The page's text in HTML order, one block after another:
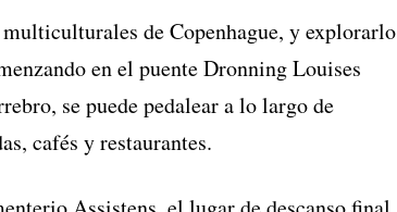
de Copenhague, y explorarlo
en el puente Dronning Louises
se puede pedalear a lo largo de
cafés y restaurantes.